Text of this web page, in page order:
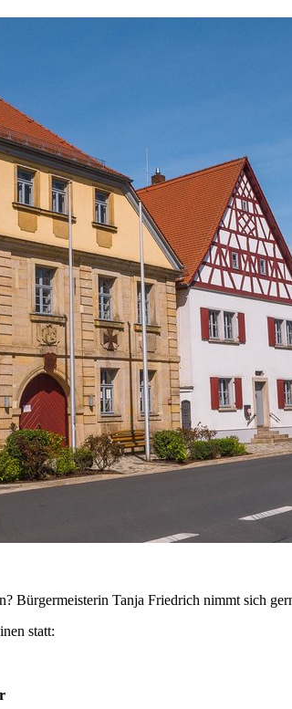
Bürgermeisterin Tanja Friedrich nimmt sich
statt: